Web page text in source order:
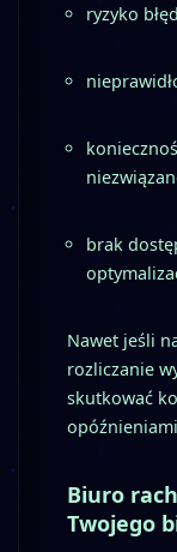
ryzyko
brak
Nawet jeśli
rozliczanie
skutkować
Biuro
Twojego